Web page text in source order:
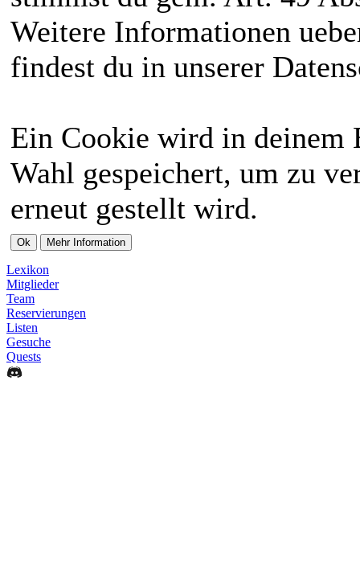
Weitere Informationen
findest du in unserer
Ein Cookie wird in deinem
Wahl gespeichert, um zu
erneut gestellt wird.
Lexikon
Mitglieder
Team
Reservierungen
Listen
Gesuche
Quests